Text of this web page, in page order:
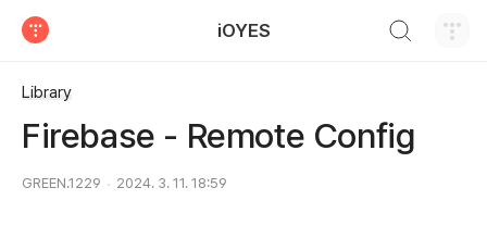
iOYES
Library
Firebase - Remote Config
GREEN.1229 2024. 3. 11. 18:59